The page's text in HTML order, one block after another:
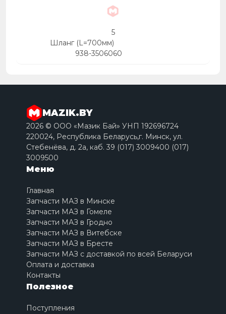
5
Шланг (L=700мм)
938-3506060
MAZIK.BY
2026 © ООО «Мазик Бай» УНП 192696724
220024, Республика Беларусь,г. Минск, ул.
Стебенёва, д. 2a, каб. 39 (017) 3009400 (017)
3009500
Меню
Главная
Запчасти МАЗ в Минске
Запчасти МАЗ в Гомеле
Запчасти МАЗ в Гродно
Запчасти МАЗ в Витебске
Запчасти МАЗ в Бресте
Запчасти МАЗ с доставкой по всей Беларуси
Оплата и доставка
Контакты
Полезное
Поступления